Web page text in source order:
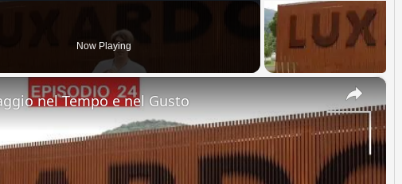
Now Playing
×
nel Tempo e nel Gusto